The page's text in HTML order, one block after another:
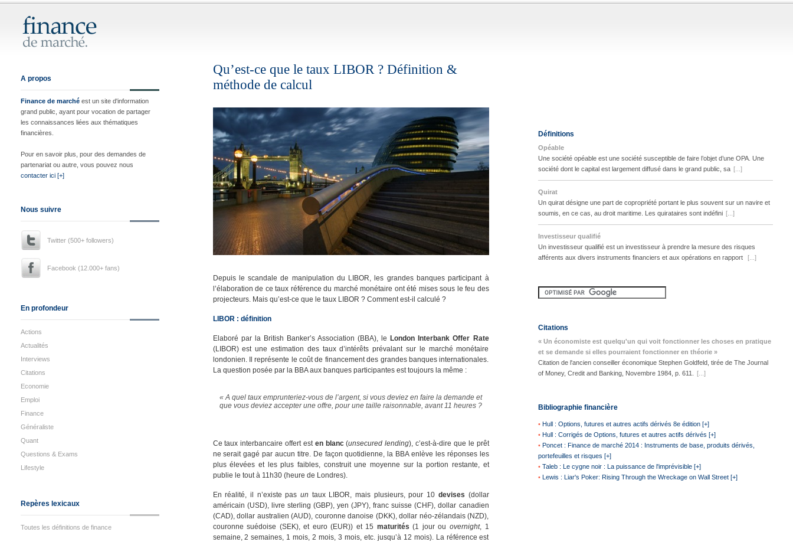
A propos
Finance de marchéest un site d'information
grand public, ayant pour vocation de partager
les connaissances liées aux thématiques
financières.
Pour en savoir plus, pour des demandes de
partenariat ou autre, vous pouvez nous
contacter ici [+]
Nous suivre
Twitter (500+ followers)
Facebook (12.000+ fans)
En profondeur
Actions
Actualités
Interviews
Citations
Economie
Emploi
Finance
Généraliste
Quant
Questions & Exams
Lifestyle
Repères lexicaux
Toutes les définitions de finance
Qu’est-ce que le taux LIBOR ? Définition &
méthode de calcul
Depuis le scandale de manipulation du LIBOR, les grandes banques participant à
l’élaboration de ce taux référence du marché monétaire ont été mises sous le feu des
projecteurs. Mais qu’est-ce que le taux LIBOR ? Comment est-il calculé ?
LIBOR : définition
Elaboré par la British Banker’s Association (BBA), le London Interbank Offer Rate
(LIBOR) est une estimation des taux d’intérêts prévalant sur le marché monétaire
londonien. Il représente le coût de financement des grandes banques internationales.
La question posée par la BBA aux banques participantes est toujours la même :
« A quel taux emprunteriez-vous de l’argent, si vous deviez en faire la demande et
que vous deviez accepter une offre, pour une taille raisonnable, avant 11 heures ?
Ce taux interbancaire offert est en blanc(unsecured lending), c’est-à-dire que le prêt
ne serait gagé par aucun titre. De façon quotidienne, la BBA enlève les réponses les
plus élevées et les plus faibles, construit une moyenne sur la portion restante, et
publie le tout à 11h30 (heure de Londres).
En réalité, il n’existe pas un taux LIBOR, mais plusieurs, pour 10 devises (dollar
américain (USD), livre sterling (GBP), yen (JPY), franc suisse (CHF), dollar canadien
(CAD), dollar australien (AUD), couronne danoise (DKK), dollar néo-zélandais (NZD),
couronne suédoise (SEK), et euro (EUR)) et 15 maturités (1 jour ou overnight, 1
semaine, 2 semaines, 1 mois, 2 mois, 3 mois, etc. jusqu’à 12 mois). La référence est
Définitions
Opéable
Une société opéable est une société susceptible de faire l’objet d’une OPA. Une
société dont le capital est largement diffusé dans le grand public, sa [...]
Quirat
Un quirat désigne une part de copropriété portant le plus souvent sur un navire et
soumis, en ce cas, au droit maritime. Les quirataires sont indéfini [...]
Investisseur qualifié
Un investisseur qualifié est un investisseur à prendre la mesure des risques
afférents aux divers instruments financiers et aux opérations en rapport
[...]
Citations
« Un économiste est quelqu'un qui voit fonctionner les choses en pratique
et se demande si elles pourraient fonctionner en théorie »
Citation de l'ancien conseiller économique Stephen Goldfeld, tirée de The Journal
of Money, Credit and Banking, Novembre 1984, p. 611.
[...]
Bibliographie financière
• Hull : Options, futures et autres actifs dérivés 8e édition [+]
• Hull : Corrigés de Options, futures et autres actifs dérivés [+]
• Poncet : Finance de marché 2014 : Instruments de base, produits dérivés,
portefeuilles et risques [+]
• Taleb : Le cygne noir : La puissance de l'imprévisible [+]
• Lewis : Liar's Poker: Rising Through the Wreckage on Wall Street [+]